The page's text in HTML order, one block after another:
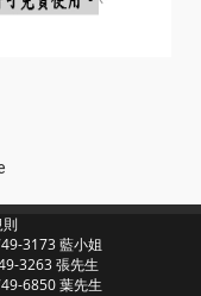
3173 藍小姐
3263 張先生
6850 葉先生